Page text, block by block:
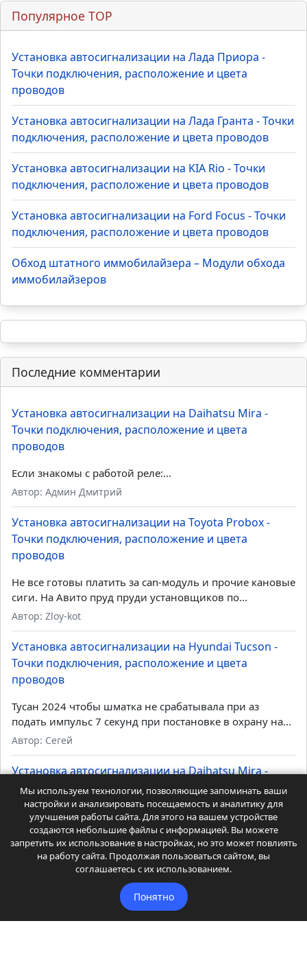
Популярное TOP
Установка автосигнализации на Лада Приора -
Точки подключения, расположение и цвета
проводов
Установка автосигнализации на Лада Гранта - Точки
подключения, расположение и цвета проводов
Установка автосигнализации на KIA Rio - Точки
подключения, расположение и цвета проводов
Установка автосигнализации на Ford Focus - Точки
подключения, расположение и цвета проводов
Обход штатного иммобилайзера – Модули обхода
иммобилайзеров
Последние комментарии
Установка автосигнализации на Daihatsu Mira -
Точки подключения, расположение и цвета
проводов
Если знакомы с работой реле:...
Автор: Админ Дмитрий
Установка автосигнализации на Toyota Probox -
Точки подключения, расположение и цвета
проводов
Не все готовы платить за can-модуль и прочие кановые
сиги. На Авито пруд пруди установщиков по...
Автор: Zloy-kot
Установка автосигнализации на Hyundai Tucson -
Точки подключения, расположение и цвета
проводов
Тусан 2024 чтобы шматка не срабатывала при аз
подать импульс 7 секунд при постановке в охрану на...
Автор: Сегей
Установка автосигнализации на Daihatsu Mira -
Точки подключения, расположение и цвета
проводов
Тоже не работает ЦЗ с ключа и кнопки. Как
реализовать, чтобы открывалась и закрывалась...
Автор: Владислав Иванов
Установка автосигнализации на Toyota Probox -
Точки подключения, расположение и цвета
Мы используем технологии, позволяющие запоминать ваши
настройки и анализировать посещаемость и аналитику для
улучшения работы сайта. Для этого на вашем устройстве
создаются небольшие файлы с информацией. Вы можете
запретить их использование в настройках, но это может повлиять
на работу сайта. Продолжая пользоваться сайтом, вы
соглашаетесь с их использованием.
Понятно